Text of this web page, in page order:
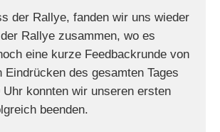
der Rallye, fanden wir uns wieder
Rallye zusammen, wo es
eine kurze Feedbackrunde von
Eindrücken des gesamten Tages
Uhr konnten wir unseren ersten
beenden.